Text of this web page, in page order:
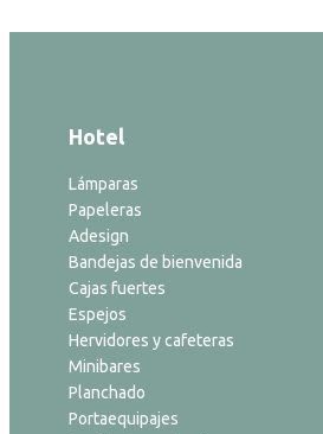
Hotel
Lámparas
Papeleras
Adesign
Bandejas de bienvenida
Cajas fuertes
Espejos
Hervidores y cafeteras
Minibares
Planchado
Portaequipajes